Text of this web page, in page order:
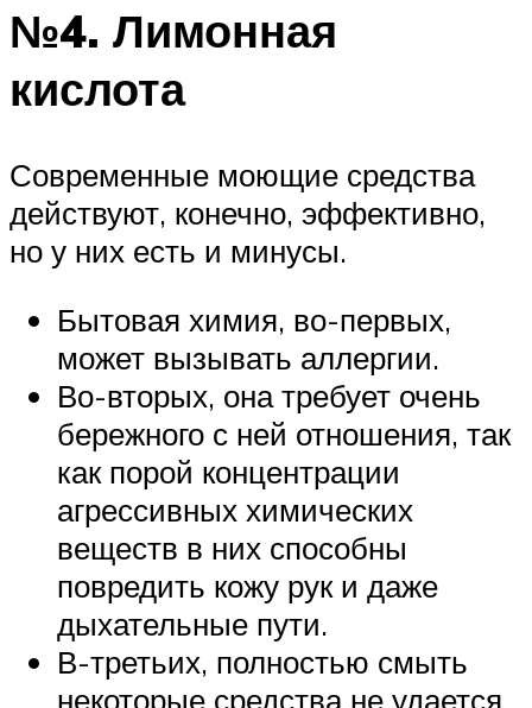
№4. Лимонная
кислота
Современные моющие средства
действуют, конечно, эффективно,
но у них есть и минусы.
Бытовая химия, во-первых,
может вызывать аллергии.
Во-вторых, она требует очень
бережного с ней отношения, так
как порой концентрации
агрессивных химических
веществ в них способны
повредить кожу рук и даже
дыхательные пути.
В-третьих, полностью смыть
некоторые средства не удается